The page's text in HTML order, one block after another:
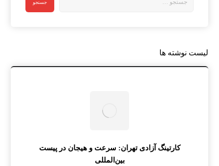
لیست نوشته ها
کارتینگ آزادی تهران: سرعت و هیجان در پیست
بین‌المللی